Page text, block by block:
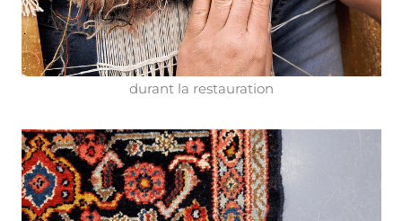
durant la restauration